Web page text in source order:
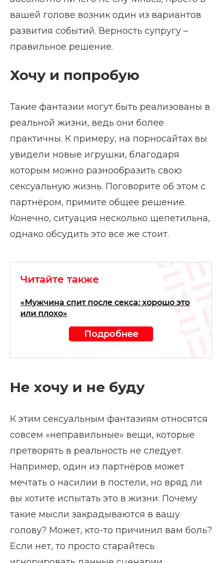
вашей голове возник один из вариантов
развития событий. Верность супругу –
правильное решение.
Хочу и попробую
Такие фантазии могут быть реализованы в
реальной жизни, ведь они более
практичны. К примеру, на порносайтах вы
увидели новые игрушки, благодаря
которым можно разнообразить свою
сексуальную жизнь. Поговорите об этом с
партнёром, примите общее решение.
Конечно, ситуация несколько щепетильна,
однако обсудить это все же стоит.
Читайте также
«Мужчина спит после секса: хорошо это
или плохо»
Подробнее
Не хочу и не буду
К этим сексуальным фантазиям относятся
совсем «неправильные» вещи, которые
претворять в реальность не следует.
Например, один из партнёров может
мечтать о насилии в постели, но вряд ли
вы хотите испытать это в жизни. Почему
такие мысли закрадываются в вашу
голову? Может, кто-то причинил вам боль?
Если нет, то просто старайтесь